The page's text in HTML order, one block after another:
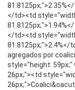
</td><td
</td><td
agregados por
style="height:
26px;"><td